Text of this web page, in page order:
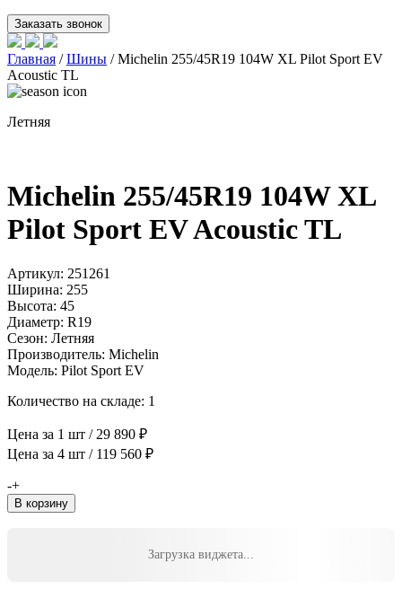
Главная /Шины / Michelin 255/45R19 104W XL Pilot Sport EV
Acoustic TL
Летняя
Michelin 255/45R19 104W XL
Pilot Sport EV Acoustic TL
Артикул: 251261
Ширина: 255
Высота: 45
Диаметр: R19
Сезон: Летняя
Производитель: Michelin
Модель: Pilot Sport EV
Количество на складе: 1
Цена за 1 шт / 29 890 ₽
Цена за 4 шт / 119 560 ₽
Количество
товара
Michelin
-+
В корзину
Загрузка виджета...